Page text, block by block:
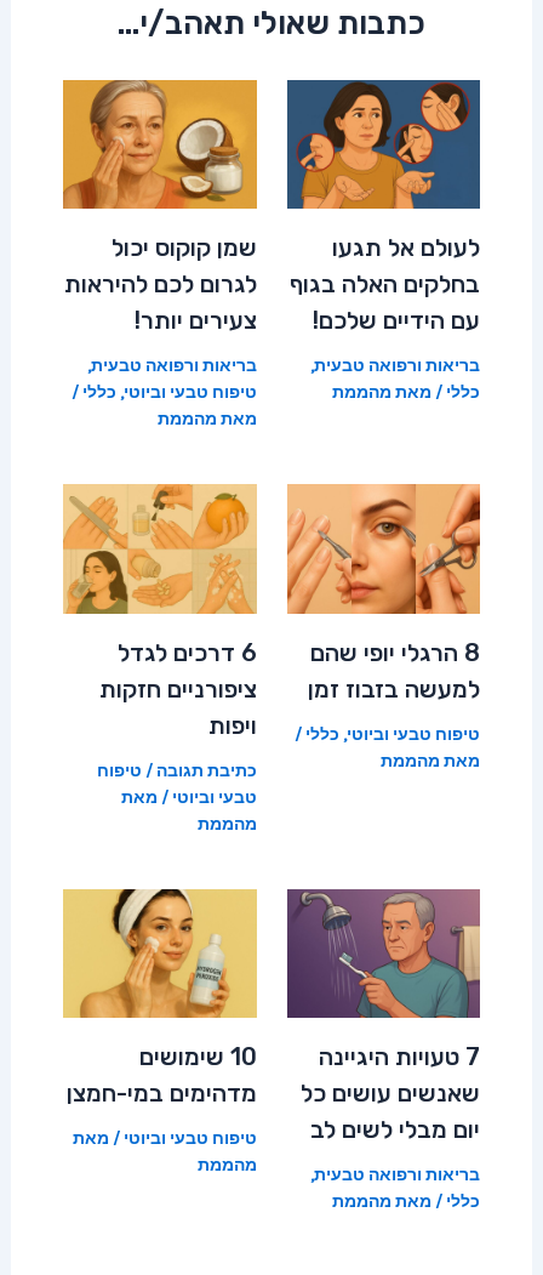
כתבות שאולי תאהב/י...
לעולם אל תגעו
בחלקים האלה בגוף
עם הידיים שלכם!
בריאות ורפואה טבעית,
כללי / מאת מהממת
שמן קוקוס יכול
לגרום לכם להיראות
צעירים יותר!
בריאות ורפואה טבעית,
טיפוח טבעי וביוטי, כללי /
מאת מהממת
8 הרגלי יופי שהם
למעשה בזבוז זמן
טיפוח טבעי וביוטי, כללי /
מאת מהממת
6 דרכים לגדל
ציפורניים חזקות
ויפות
כתיבת תגובה / טיפוח
טבעי וביוטי / מאת
מהממת
7 טעויות היגיינה
שאנשים עושים כל
יום מבלי לשים לב
בריאות ורפואה טבעית,
כללי / מאת מהממת
10 שימושים
מדהימים במי-חמצן
טיפוח טבעי וביוטי / מאת
מהממת